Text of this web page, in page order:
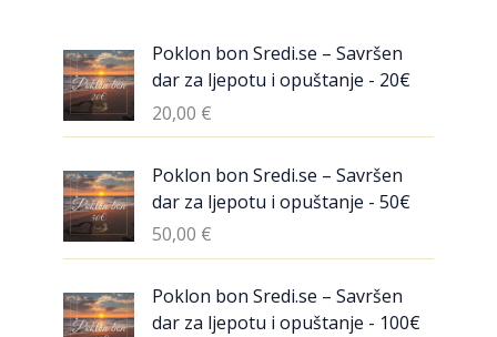
Poklon bon Sredi.se – Savršen
dar za ljepotu i opuštanje - 20€
20,00 €
Poklon bon Sredi.se – Savršen
dar za ljepotu i opuštanje - 50€
50,00 €
Poklon bon Sredi.se – Savršen
dar za ljepotu i opuštanje - 100€